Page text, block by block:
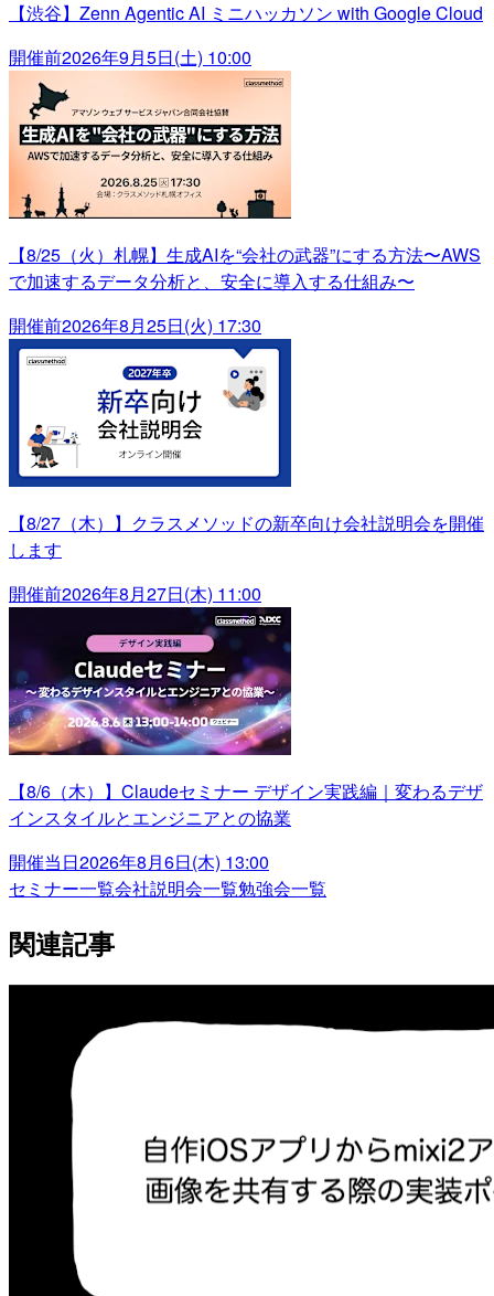
【渋谷】Zenn Agentic AI ミニハッカソン with Google Cloud
開催前2026年9月5日(土) 10:00
【8/25（火）札幌】生成AIを“会社の武器”にする方法〜AWS
で加速するデータ分析と、安全に導入する仕組み〜
開催前2026年8月25日(火) 17:30
【8/27（木）】クラスメソッドの新卒向け会社説明会を開催
します
開催前2026年8月27日(木) 11:00
【8/6（木）】Claudeセミナー デザイン実践編｜変わるデザ
インスタイルとエンジニアとの協業
開催当日2026年8月6日(木) 13:00
セミナー一覧会社説明会一覧勉強会一覧
関連記事